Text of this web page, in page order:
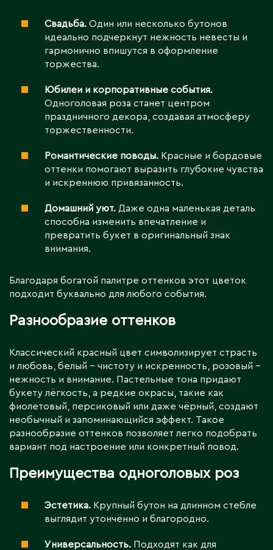
Свадьба. Один или несколько бутонов
идеально подчеркнут нежность невесты и
гармонично впишутся в оформление
торжества.
Юбилеи и корпоративные события.
Одноголовая роза станет центром
праздничного декора, создавая атмосферу
торжественности.
Романтические поводы. Красные и бордовые
оттенки помогают выразить глубокие чувства
и искреннюю привязанность.
Домашний уют. Даже одна маленькая деталь
способна изменить впечатление и
превратить букет в оригинальный знак
внимания.
Благодаря богатой палитре оттенков этот цветок
подходит буквально для любого события.
Разнообразие оттенков
Классический красный цвет символизирует страсть
и любовь, белый – чистоту и искренность, розовый –
нежность и внимание. Пастельные тона придают
букету лёгкость, а редкие окрасы, такие как
фиолетовый, персиковый или даже чёрный, создают
необычный и запоминающийся эффект. Такое
разнообразие оттенков позволяет легко подобрать
вариант под настроение или конкретный повод.
Преимущества одноголовых роз
Эстетика. Крупный бутон на длинном стебле
выглядит утончённо и благородно.
Универсальность. Подходят как для